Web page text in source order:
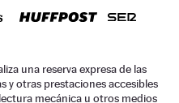
una reserva expresa de las
y otras prestaciones accesibles
mecánica u otros medios